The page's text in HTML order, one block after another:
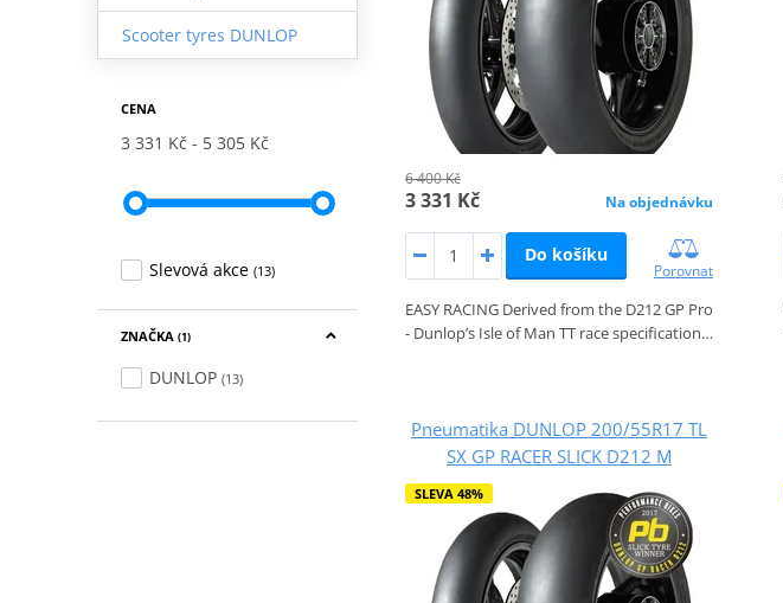
Scooter tyres DUNLOP
CENA
3 331 Kč 5 305 Kč
Slevová akce (13)
ZNAČKA (1)
DUNLOP (13)
6 400 Kč
3 331 Kč Na objednávku
Do košíku
Porovnat
EASY RACING Derived from the D212 GP Pro
- Dunlop’s Isle of Man TT race specification…
Pneumatika DUNLOP 200/55R17 TL
SX GP RACER SLICK D212 M
SLEVA 48%